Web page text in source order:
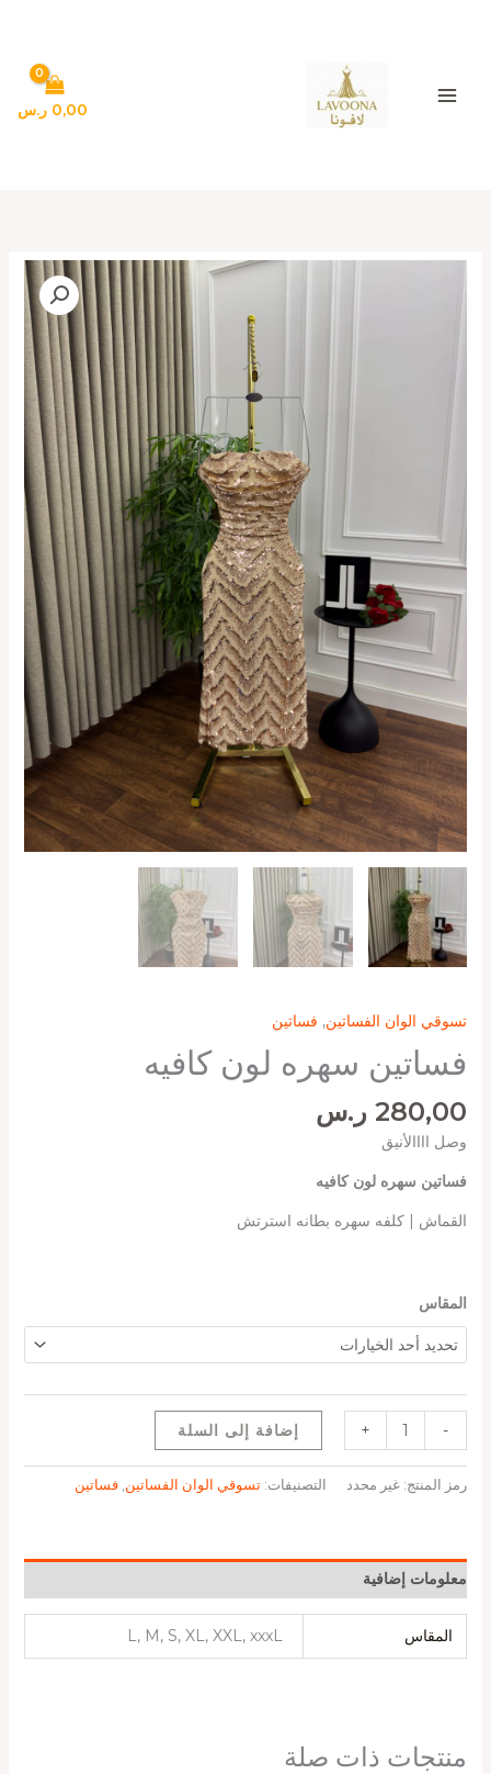
0,00 ر.س
تسوقي الوان الفساتين, فساتين
فساتين سهره لون كافيه
280,00 ر.س
وصل اااالأنيق
فساتين سهره لون كافيه
القماش | كلفه سهره بطانه استرتش
المقاس
-
+ إضافة إلى السلة
رمز المنتج: غير محدد التصنيفات: تسوقي الوان الفساتين, فساتين
معلومات إضافية
المقاس L, M, S, XL, XXL, xxxL
منتجات ذات صلة